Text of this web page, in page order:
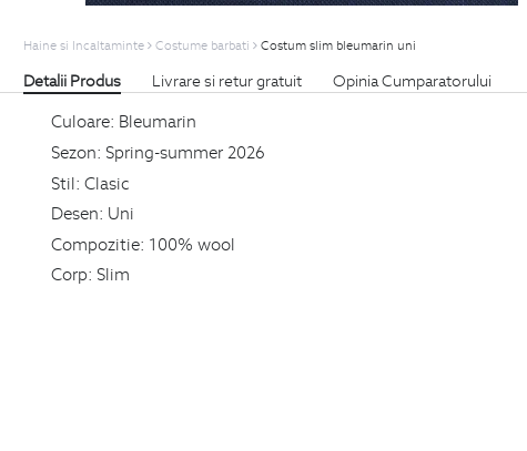
Haine si Incaltaminte Costume barbati Costum slim bleumarin uni
Detalii Produs Livrare si retur gratuit Opinia Cumparatorului
Culoare: Bleumarin
Sezon: Spring-summer 2026
Stil: Clasic
Desen: Uni
Compozitie: 100% wool
Corp: Slim